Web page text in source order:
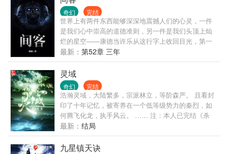
风之王】。 直到这时他才发现，这个即将沉没的蔚蓝
世界，或许需要一位...新的船长！
鼎。 斩天骄，镇乾坤，一路横推，宇内无敌。 要这诸
天万界，芸芸众生，皆于脚下臣服！
奇幻 完结
世界上有两件东西能够深深地震撼人们的心灵，一件
是我们心中崇高的道德准则，另一件是我们头顶上灿
烂的星空——康德当许乐从这行字上收回目光，第一
次真正看到尘埃后方那繁若芝麻的群星时，并没有被
震撼，相反他怒了：大区天空外面的星星这么刺眼，
谁能受得了？天天被这些光晃着，只怕会变成矿道上
那些被大灯照成痴呆的野猫！……间客
最新： 第52章 三年
灵域
奇幻 完结
浩瀚灵域，大陆繁多，宗派林立，等阶森严。 且看封
印了十年记忆，被寄养在一个低等级势力的秦烈，如
何腾飞化龙，执手风云。 …… 注：本人已完结《杀
神》、《十方天士》、《大魔王》、《无极魔道》，
信誉有保障，大家可以放心收藏，恳请点击推荐票支
持~(*^__^*)~~
最新： 结局
九星镇天诀